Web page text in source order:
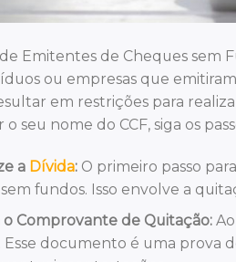
Emitentes de Cheques sem
ou empresas que
em restrições para
seu nome do CCF, siga os
a Dívida:O primeiro passo
fundos. Isso envolve a
Comprovante de Quitação:Ao
Esse documento é uma prova